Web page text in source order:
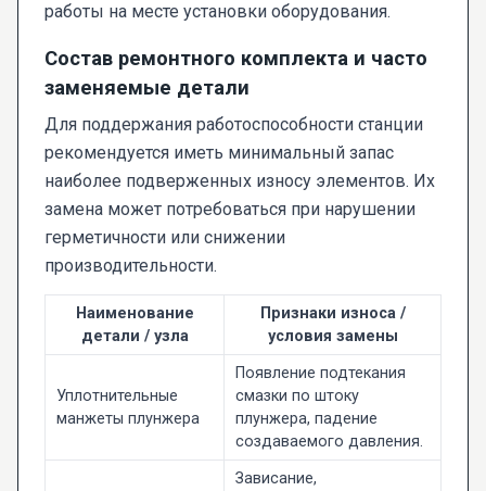
работы на месте установки оборудования.
Состав ремонтного комплекта и часто
заменяемые детали
Для поддержания работоспособности станции
рекомендуется иметь минимальный запас
наиболее подверженных износу элементов. Их
замена может потребоваться при нарушении
герметичности или снижении
производительности.
Наименование
детали / узла
Признаки износа /
условия замены
Уплотнительные
манжеты плунжера
Появление подтекания
смазки по штоку
плунжера, падение
создаваемого давления.
Зависание,